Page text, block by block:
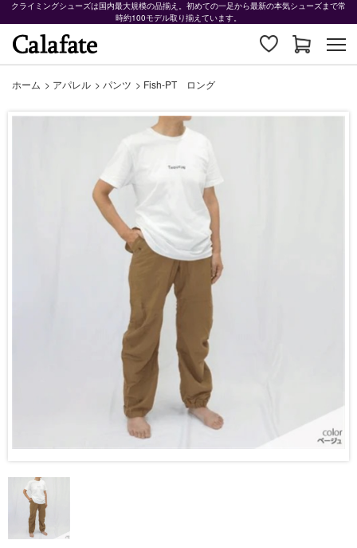
クライミングシューズは国内最大規模の品揃え。初めての一足から最新の本気シューズまで常
時約100モデル取り揃えています。
ホーム > アパレル > パンツ > Fish-PT ロング